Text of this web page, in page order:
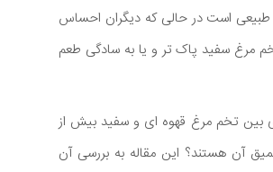
طبیعی است در حالی که دیگران احساس
مرغ سفید پاک تر و یا به سادگی طعم
بین تخم مرغ قهوه ای و سفید بیش از
آن هستند؟ این مقاله به بررسی آن